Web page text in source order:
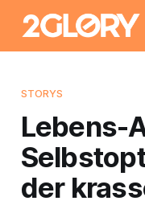
STORYS
Lebens-
der